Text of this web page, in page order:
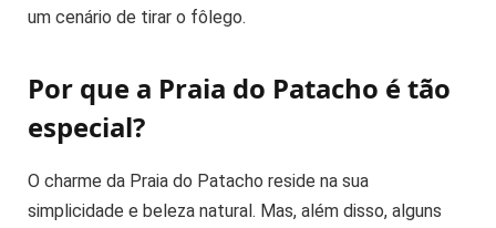
um cenário de tirar o fôlego.
Por que a Praia do Patacho é tão
especial?
O charme da Praia do Patacho reside na sua
simplicidade e beleza natural. Mas, além disso, alguns